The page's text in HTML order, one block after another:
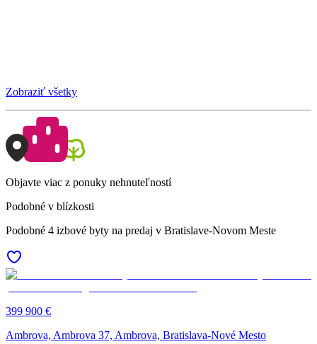
Zobraziť všetky
Objavte viac z ponuky nehnuteľností
Podobné v blízkosti
Podobné 4 izbové byty na predaj v Bratislave-Novom Meste
399 900 €
Ambrova, Ambrova 37, Ambrova, Bratislava-Nové Mesto